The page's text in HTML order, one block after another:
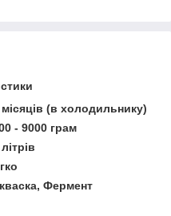
місяців (в холодильнику)
- 9000 грам
Фермент